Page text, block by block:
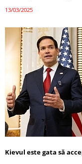
13/03/2025
Kievul este gata să